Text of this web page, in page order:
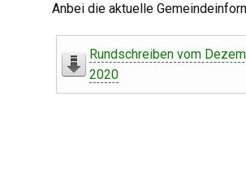
Anbei die aktuelle
Rundschreiben vom
2020